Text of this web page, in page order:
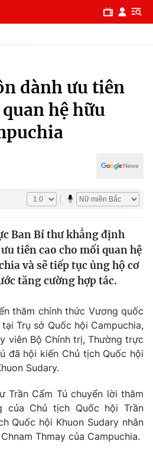
dành ưu tiên
hệ hữu
Ban Bí thư khẳng định
tiên cao cho mối quan hệ
và sẽ tiếp tục ủng hộ cơ
tăng cường hợp tác.
thăm chính thức Vương quốc
Trụ sở Quốc hội Campuchia,
viên Bộ Chính trị, Thường trực
đã hội kiến Chủ tịch Quốc hội
Sudary.
Trần Cẩm Tú chuyển lời thăm
của Chủ tịch Quốc hội Trần
Quốc hội Khuon Sudary nhân
Thmay của Campuchia.